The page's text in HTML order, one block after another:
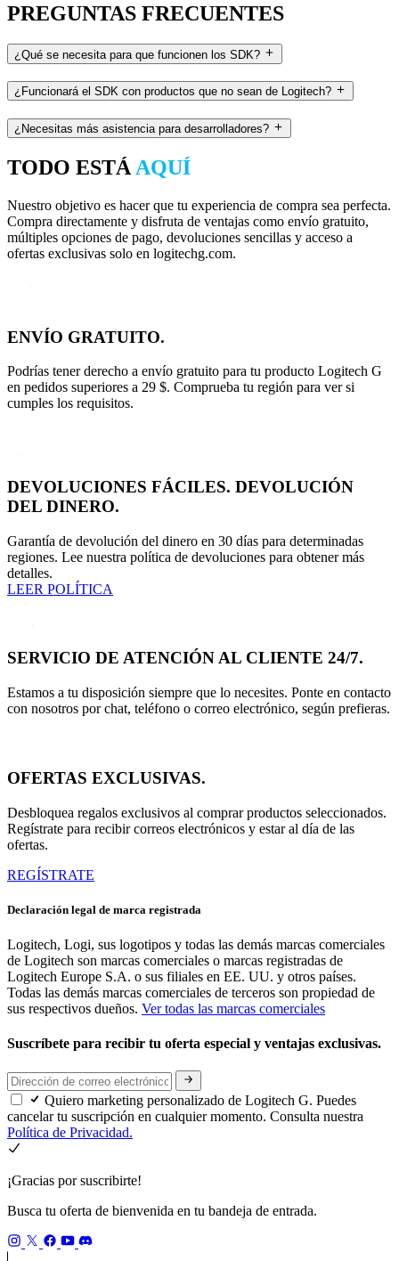
PREGUNTAS FRECUENTES
¿Qué se necesita para que funcionen los SDK?
¿Funcionará el SDK con productos que no sean de Logitech?
¿Necesitas más asistencia para desarrolladores?
TODO ESTÁ AQUÍ
Nuestro objetivo es hacer que tu experiencia de compra sea perfecta.
Compra directamente y disfruta de ventajas como envío gratuito,
múltiples opciones de pago, devoluciones sencillas y acceso a
ofertas exclusivas solo en logitechg.com.
ENVÍO GRATUITO.
Podrías tener derecho a envío gratuito para tu producto Logitech G
en pedidos superiores a 29 $. Comprueba tu región para ver si
cumples los requisitos.
DEVOLUCIONES FÁCILES. DEVOLUCIÓN
DEL DINERO.
Garantía de devolución del dinero en 30 días para determinadas
regiones. Lee nuestra política de devoluciones para obtener más
detalles.
LEER POLÍTICA
SERVICIO DE ATENCIÓN AL CLIENTE 24/7.
Estamos a tu disposición siempre que lo necesites. Ponte en contacto
con nosotros por chat, teléfono o correo electrónico, según prefieras.
OFERTAS EXCLUSIVAS.
Desbloquea regalos exclusivos al comprar productos seleccionados.
Regístrate para recibir correos electrónicos y estar al día de las
ofertas.
REGÍSTRATE
Declaración legal de marca registrada
Logitech, Logi, sus logotipos y todas las demás marcas comerciales
de Logitech son marcas comerciales o marcas registradas de
Logitech Europe S.A. o sus filiales en EE. UU. y otros países.
Todas las demás marcas comerciales de terceros son propiedad de
sus respectivos dueños. Ver todas las marcas comerciales
Suscríbete para recibir tu oferta especial y ventajas exclusivas.
Quiero marketing personalizado de Logitech G. Puedes
cancelar tu suscripción en cualquier momento. Consulta nuestra
Política de Privacidad.
¡Gracias por suscribirte!
Busca tu oferta de bienvenida en tu bandeja de entrada.